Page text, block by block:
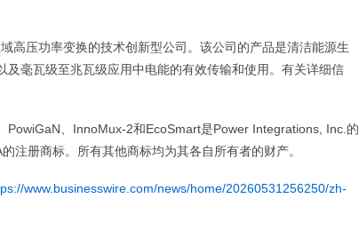
高压功率变换的技术创新型公司。该公司的产品是清洁能源生
及毫瓦级至兆瓦级应用中电能的有效传输和使用。有关详细信
、InnoMux-2和EcoSmart是Power Integrations, Inc.的
注册商标。所有其他商标均为其各自所有者的财产。
www.businesswire.com/news/home/20260531256250/zh-